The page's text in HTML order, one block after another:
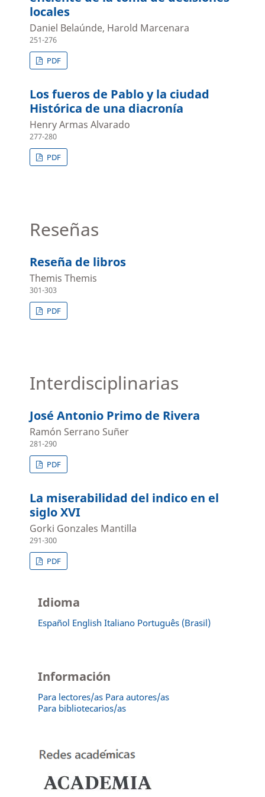
locales
Daniel Belaúnde, Harold Marcenara
251-276
PDF
Los fueros de Pablo y la ciudad
Histórica de una diacronía
Henry Armas Alvarado
277-280
PDF
Reseñas
Reseña de libros
Themis Themis
301-303
PDF
Interdisciplinarias
José Antonio Primo de Rivera
Ramón Serrano Suñer
281-290
PDF
La miserabilidad del indico en el
siglo XVI
Gorki Gonzales Mantilla
291-300
PDF
Idioma
Español English Italiano Português (Brasil)
Información
Para lectores/as Para autores/as
Para bibliotecarios/as